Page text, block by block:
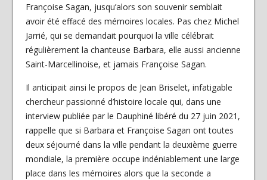
Françoise Sagan, jusqu’alors son souvenir semblait
avoir été effacé des mémoires locales. Pas chez Michel
Jarrié, qui se demandait pourquoi la ville célébrait
régulièrement la chanteuse Barbara, elle aussi ancienne
Saint-Marcellinoise, et jamais Françoise Sagan.
Il anticipait ainsi le propos de Jean Briselet, infatigable
chercheur passionné d’histoire locale qui, dans une
interview publiée par le Dauphiné libéré du 27 juin 2021,
rappelle que si Barbara et Françoise Sagan ont toutes
deux séjourné dans la ville pendant la deuxième guerre
mondiale, la première occupe indéniablement une large
place dans les mémoires alors que la seconde a